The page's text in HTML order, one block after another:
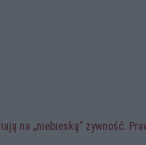
na „niebieską” żywność.